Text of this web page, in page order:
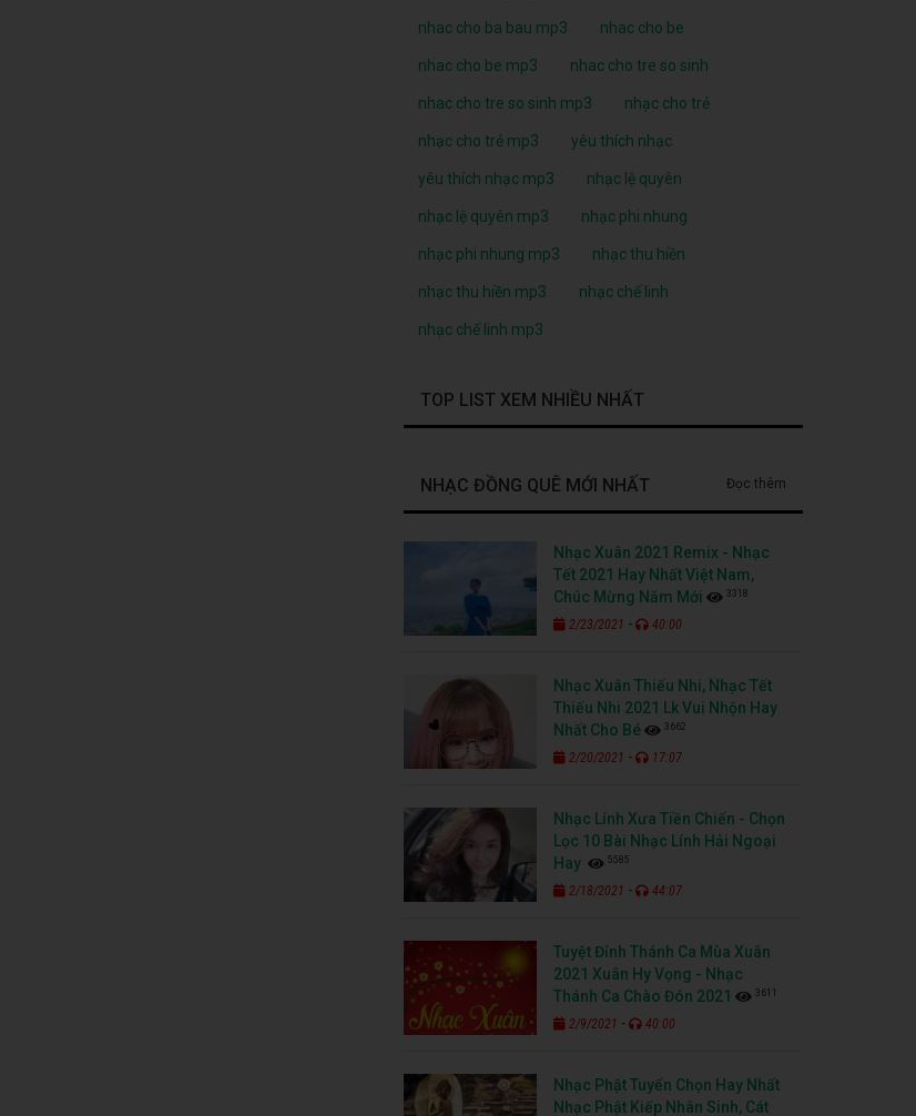
nhac cho ba bau mp3 nhac cho be
nhac cho be mp3 nhac cho tre so sinh
nhac cho tre so sinh mp3 nhạc cho trẻ
nhạc cho trẻ mp3 yêu thích nhạc
yêu thích nhạc mp3 nhạc lệ quyên
nhạc lệ quyên mp3 nhạc phi nhung
nhạc phi nhung mp3 nhạc thu hiền
nhạc thu hiền mp3 nhạc chế linh
nhạc chế linh mp3
TOP LIST XEM NHIỀU NHẤT
NHẠC ĐỒNG QUÊ MỚI NHẤT Đọc thêm
Nhạc Xuân 2021 Remix - Nhạc
Tết 2021 Hay Nhất Việt Nam,
Chúc Mừng Năm Mới
3318
2/23/2021 - 40:00
Nhạc Xuân Thiếu Nhi, Nhạc Tết
Thiếu Nhi 2021 Lk Vui Nhộn Hay
Nhất Cho Bé
3662
2/20/2021 - 17:07
Nhạc Lính Xưa Tiền Chiến - Chọn
Lọc 10 Bài Nhạc Lính Hải Ngoại
Hay
5585
2/18/2021 - 44:07
Tuyệt Đỉnh Thánh Ca Mùa Xuân
2021 Xuân Hy Vọng - Nhạc
Thánh Ca Chào Đón 2021
3611
2/9/2021 - 40:00
Nhạc Phật Tuyển Chọn Hay Nhất
Nhạc Phật Kiếp Nhân Sinh, Cát